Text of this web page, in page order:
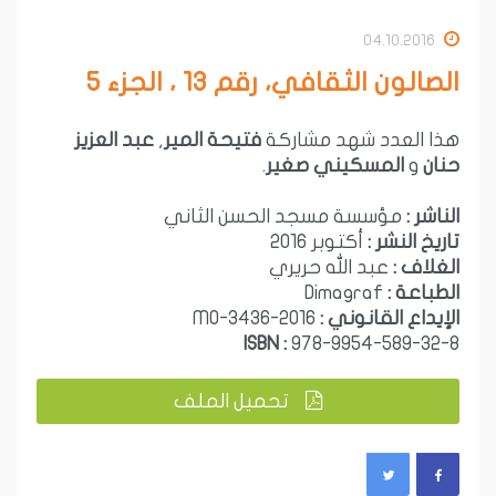
04.10.2016
الصالون الثقافي، رقم 13 ، الجزء 5
هذا العدد شهد مشاركة فتيحة المير , عبد العزيز
حنان و المسكيني صغير.
الناشر : مؤسسة مسجد الحسن الثاني
تاريخ النشر : أكتوبر 2016
الغلاف : عبد الله حريري
الطباعة :
الإيداع القانوني :
ISBN : 978-9954-589-32-8
تحميل الملف